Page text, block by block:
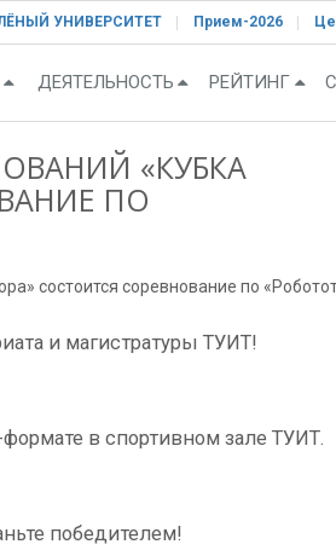
УНИВЕРСИТЕТ Прием-2026
ДЕЯТЕЛЬНОСТЬ РЕЙТИНГ
«КУБКА
ПО
состоится соревнование по
и магистратуры ТУИТ!
в спортивном зале ТУИТ.
победителем!